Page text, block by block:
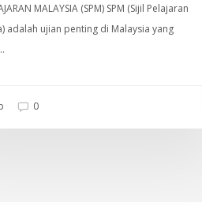
MALAYSIA (SPM) SPM (Sijil Pelajaran
adalah ujian penting di Malaysia yang
0